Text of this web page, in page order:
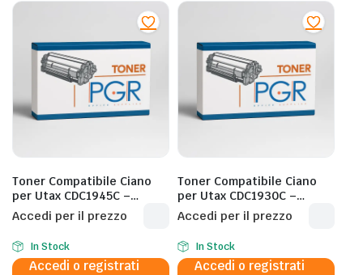
Toner Compatibile Ciano
per Utax CDC1945C –
18.000 Pagine al 5%
Accedi per il prezzo
In Stock
Accedi o registrati
Toner Compatibile Ciano
per Utax CDC1930C –
15.000 Pagine al 5%
Accedi per il prezzo
In Stock
Accedi o registrati